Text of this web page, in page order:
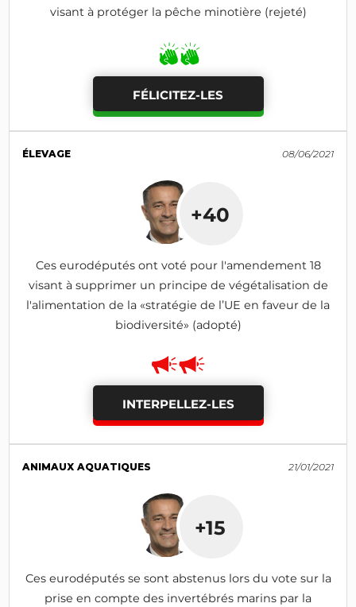
visant à protéger la pêche minotière (rejeté)
FÉLICITEZ-LES
ÉLEVAGE 08/06/2021
+40
Ces eurodéputés ont voté pour l'amendement 18
visant à supprimer un principe de végétalisation de
l'alimentation de la «stratégie de l’UE en faveur de la
biodiversité» (adopté)
INTERPELLEZ-LES
ANIMAUX AQUATIQUES 21/01/2021
+15
Ces eurodéputés se sont abstenus lors du vote sur la
prise en compte des invertébrés marins par la